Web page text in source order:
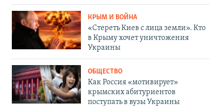
КРЫМ И ВОЙНА
«Стереть Киев с лица земли». Кто
в Крыму хочет уничтожения
Украины
ОБЩЕСТВО
Как Россия «мотивирует»
крымских абитуриентов
поступать в вузы Украины